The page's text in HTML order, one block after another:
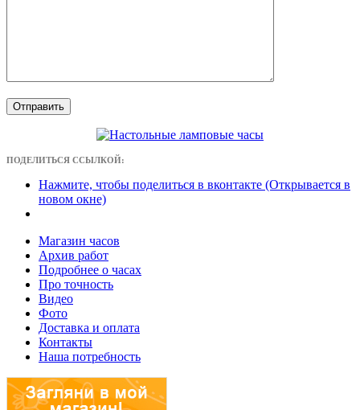
ПОДЕЛИТЬСЯ ССЫЛКОЙ:
Нажмите, чтобы поделиться в вконтакте (Открывается в
новом окне)
Магазин часов
Архив работ
Подробнее о часах
Про точность
Видео
Фото
Доставка и оплата
Контакты
Наша потребность